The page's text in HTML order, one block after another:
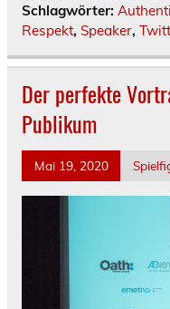
Schlagwörter:
Respekt, Speaker,
Der perfekte
Publikum
Mai 19, 2020